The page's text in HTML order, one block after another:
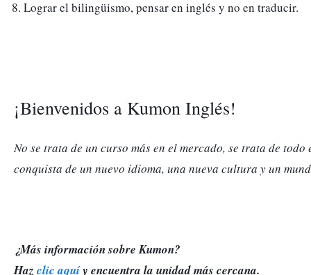
Lograr el bilingüismo, pensar en inglés y no en traducir.
¡Bienvenidos a Kumon Inglés!
No se trata de un curso más en el mercado, se trata de
conquista de un nuevo idioma, una nueva cultura y un
¿Más información sobre Kumon?
Haz clic aquí y encuentra la unidad más cercana.